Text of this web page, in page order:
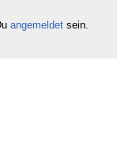
angemeldet sein.